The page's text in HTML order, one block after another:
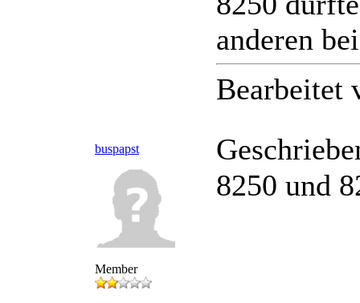
Der SEV hält an den
"SEV
Körtingsdorfer Weg: Der
anderen
Bearbeitet
buspapst
Member
8250 und